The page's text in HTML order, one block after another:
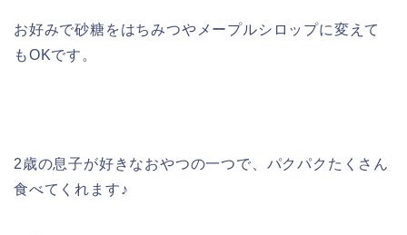
お好みで砂糖をはちみつやメープルシロップに変えて
もOKです。
2歳の息子が好きなおやつの一つで、パクパクたくさん
食べてくれます♪